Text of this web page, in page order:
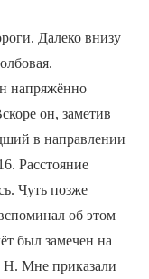
Далеко внизу
напряжённо
он, заметив
в направлении
Расстояние
Чуть позже
об этом
был замечен на
Н. Мне приказали